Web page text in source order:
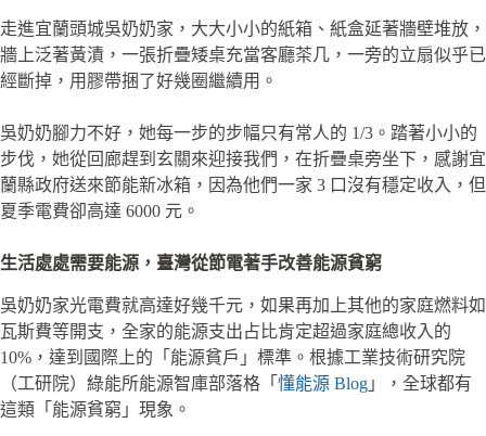
走進宜蘭頭城吳奶奶家，大大小小的紙箱、紙盒延著牆壁堆放，
牆上泛著黃漬，一張折疊矮桌充當客廳茶几，一旁的立扇似乎已
經斷掉，用膠帶捆了好幾圈繼續用。
吳奶奶腳力不好，她每一步的步幅只有常人的 1/3。踏著小小的
步伐，她從回廊趕到玄關來迎接我們，在折疊桌旁坐下，感謝宜
蘭縣政府送來節能新冰箱，因為他們一家 3 口沒有穩定收入，但
夏季電費卻高達 6000 元。
生活處處需要能源，臺灣從節電著手改善能源貧窮
吳奶奶家光電費就高達好幾千元，如果再加上其他的家庭燃料如
瓦斯費等開支，全家的能源支出占比肯定超過家庭總收入的
10%，達到國際上的「能源貧戶」標準。根據工業技術研究院
（工研院）綠能所能源智庫部落格「 懂能源 Blog 」，全球都有
這類「能源貧窮」現象。